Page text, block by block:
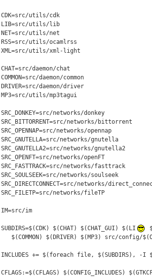
CDK=src/utils/cdk
LIB=src/utils/lib
NET=src/utils/net
RSS=src/utils/ocamlrss
XML=src/utils/xml-light
CHAT=src/daemon/chat
COMMON=src/daemon/common
DRIVER=src/daemon/driver
MP3=src/utils/mp3tagui
SRC_DONKEY=src/networks/donkey
SRC_BITTORRENT=src/networks/bittorrent
SRC_OPENNAP=src/networks/opennap
SRC_GNUTELLA=src/networks/gnutella
SRC_GNUTELLA2=src/networks/gnutella2
SRC_OPENFT=src/networks/openFT
SRC_FASTTRACK=src/networks/fasttrack
SRC_SOULSEEK=src/networks/soulseek
SRC_DIRECTCONNECT=src/networks/
SRC_FILETP=src/networks/fileTP
IM=src/im
SUBDIRS=$(CDK) $(CHAT) $(CHAT_GUI) $(LI
$(COMMON) $(DRIVER) $(MP3) src/config/
INCLUDES += $(foreach file, $(SUBDIRS),
CFLAGS:=$(CFLAGS) $(CONFIG_INCLUDES)